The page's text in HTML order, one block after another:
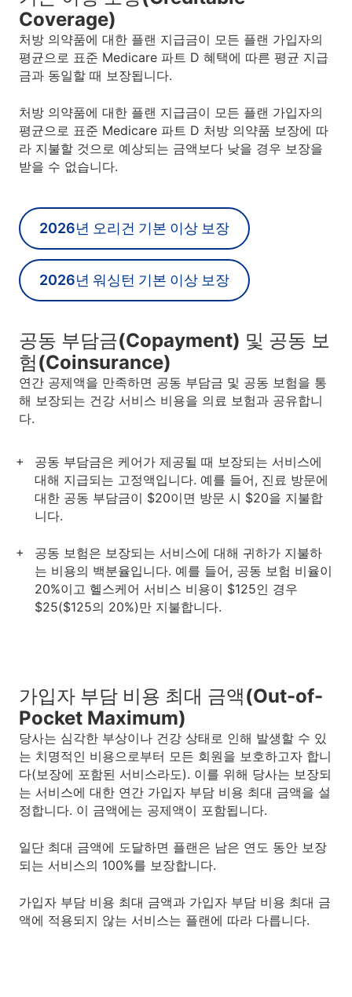
Coverage)
처방 의약품에 대한 플랜 지급금이 모든 플랜 가입자의
평균으로 표준 Medicare 파트 D 혜택에 따른 평균 지급
금과 동일할 때 보장됩니다.
처방 의약품에 대한 플랜 지급금이 모든 플랜 가입자의
평균으로 표준 Medicare 파트 D 처방 의약품 보장에 따
라 지불할 것으로 예상되는 금액보다 낮을 경우 보장을
받을 수 없습니다.
2026년 오리건 기본 이상 보장
2026년 워싱턴 기본 이상 보장
공동 부담금(Copayment) 및 공동 보
험(Coinsurance)
연간 공제액을 만족하면 공동 부담금 및 공동 보험을 통
해 보장되는 건강 서비스 비용을 의료 보험과 공유합니
다.
공동 부담금은 케어가 제공될 때 보장되는 서비스에
대해 지급되는 고정액입니다. 예를 들어, 진료 방문에
대한 공동 부담금이 $20이면 방문 시 $20을 지불합
니다.
공동 보험은 보장되는 서비스에 대해 귀하가 지불하
는 비용의 백분율입니다. 예를 들어, 공동 보험 비율이
20%이고 헬스케어 서비스 비용이 $125인 경우
$25($125의 20%)만 지불합니다.
가입자 부담 비용 최대 금액(Out-of-
Pocket Maximum)
당사는 심각한 부상이나 건강 상태로 인해 발생할 수 있
는 치명적인 비용으로부터 모든 회원을 보호하고자 합니
다(보장에 포함된 서비스라도). 이를 위해 당사는 보장되
는 서비스에 대한 연간 가입자 부담 비용 최대 금액을 설
정합니다. 이 금액에는 공제액이 포함됩니다.
일단 최대 금액에 도달하면 플랜은 남은 연도 동안 보장
되는 서비스의 100%를 보장합니다.
가입자 부담 비용 최대 금액과 가입자 부담 비용 최대 금
액에 적용되지 않는 서비스는 플랜에 따라 다릅니다.